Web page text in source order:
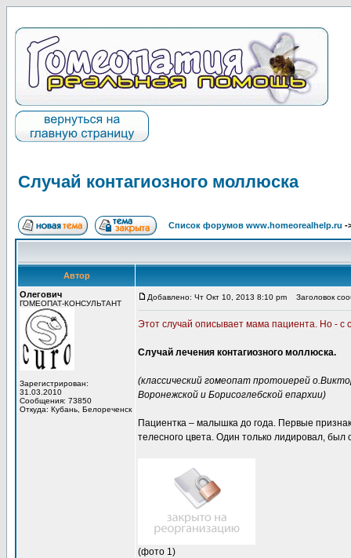
Случай контагиозного моллюска
Список форумов www.homeorealhelp.ru -
Автор
Олегович
ГОМЕОПАТ-КОНСУЛЬТАНТ
Зарегистрирован:
31.03.2010
Сообщения: 73850
Откуда: Кубань, Белореченск
Добавлено: Чт Окт 10, 2013 8:10 pm Заголовок
Этот случай описывает мама пациента. Но - с
Случай лечения контагиозного моллюска.
(классический гомеопат протоиерей
Воронежской и Борисоглебской епархии)
Пациентка – малышка до года. Первые
телесного цвета. Один только лидировал,
(фото 1)